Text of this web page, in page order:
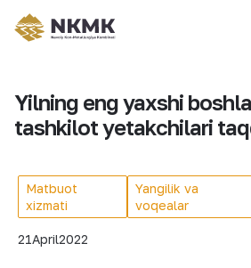
Yilning eng yaxshi
tashkilot yetakchilari
Matbuot
xizmati
Yangilik va
voqealar
21April2022